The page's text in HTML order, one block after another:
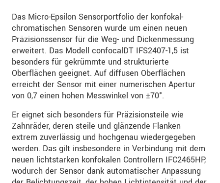
Das Micro-Epsilon Sensorportfolio der konfokal-
chromatischen Sensoren wurde um einen neuen
Präzisionssensor für die Weg- und Dickenmessung
erweitert. Das Modell confocalDT IFS2407-1,5 ist
besonders für gekrümmte und strukturierte
Oberflächen geeignet. Auf diffusen Oberflächen
erreicht der Sensor mit einer numerischen Apertur
von 0,7 einen hohen Messwinkel von ±70°.
Er eignet sich besonders für Präzisionsteile wie
Zahnräder, deren steile und glänzende Flanken
extrem zuverlässig und hochgenau wiedergegeben
werden. Das gilt insbesondere in Verbindung mit dem
neuen lichtstarken konfokalen Controllern IFC2465HP,
wodurch der Sensor dank automatischer Anpassung